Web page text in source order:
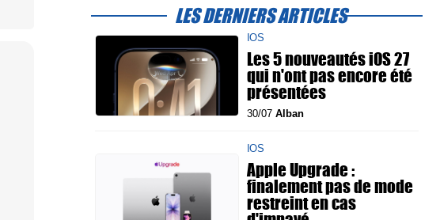
LES DERNIERS ARTICLES
IOS
Les 5 nouveautés iOS 27
qui n'ont pas encore été
présentées
30/07 Alban
IOS
Apple Upgrade :
finalement pas de mode
restreint en cas